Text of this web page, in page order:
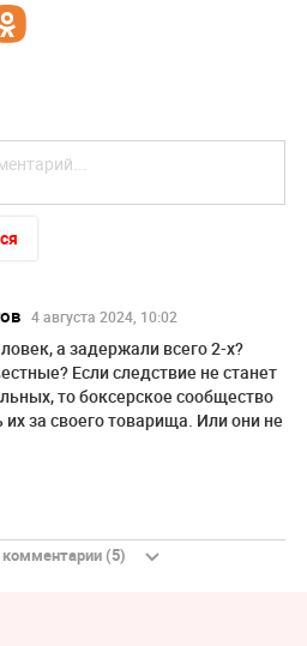
4 августа 2024, 10:02
а задержали всего 2-х?
Если следствие не станет
то боксерское сообщество
за своего товарища. Или они не
комментарии (5)